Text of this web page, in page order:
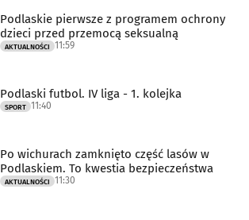
Podlaskie pierwsze z programem ochrony
dzieci przed przemocą seksualną
AKTUALNOŚCI 11:59
Podlaski futbol. IV liga - 1. kolejka
SPORT 11:40
Po wichurach zamknięto część lasów w
Podlaskiem. To kwestia bezpieczeństwa
AKTUALNOŚCI 11:30